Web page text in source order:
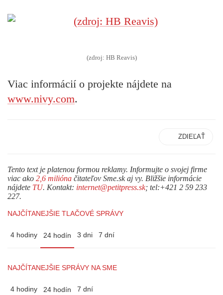
(zdroj: HB Reavis)
Viac informácií o projekte nájdete na
www.nivy.com.
ZDIEĽAŤ
Tento text je platenou formou reklamy. Informujte o svojej firme
viac ako 2,6 milióna čitateľov Sme.sk aj vy. Bližšie informácie
nájdete TU. Kontakt: internet@petitpress.sk; tel:+421 2 59 233
227.
NAJČÍTANEJŠIE TLAČOVÉ SPRÁVY
4 hodiny 24 hodín 3 dni 7 dní
NAJČÍTANEJŠIE SPRÁVY NA SME
4 hodiny 24 hodín 7 dní